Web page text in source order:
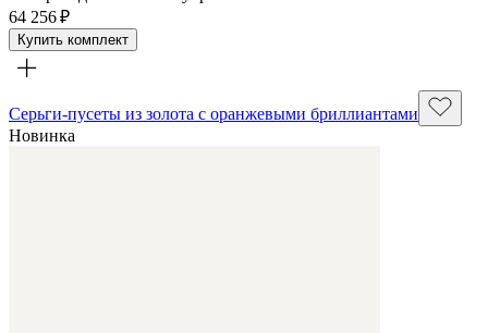
64 256 ₽
Купить комплект
Серьги-пусеты из золота с оранжевыми бриллиантами
Новинка